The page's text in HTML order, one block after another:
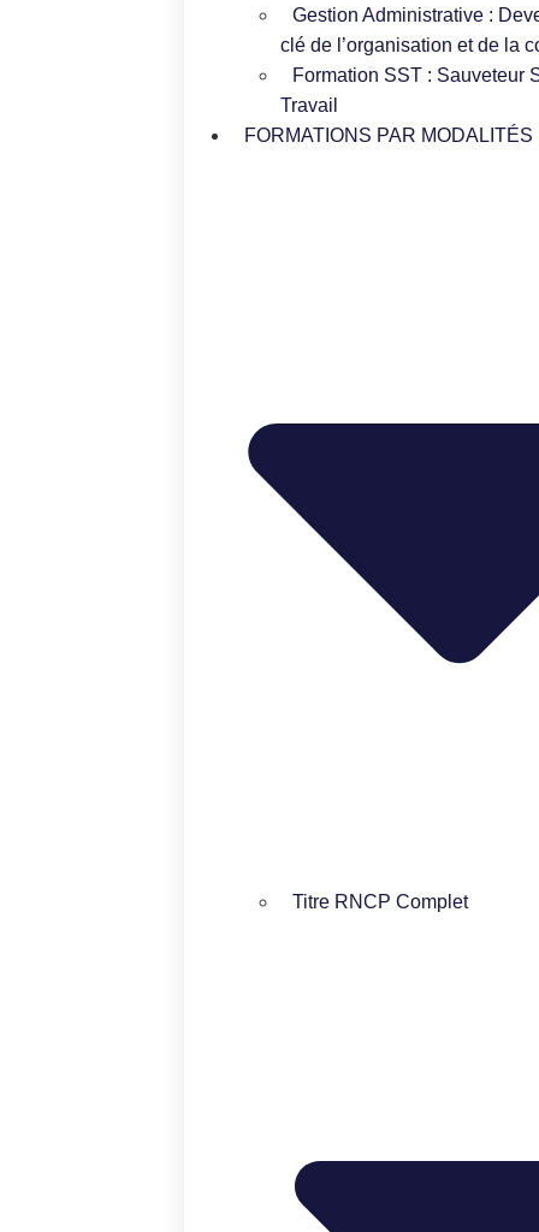
Gestion Administrative :
clé de l’organisation et de la
Formation SST : Sauveteur
Travail
FORMATIONS PAR MODALITÉS
Titre RNCP Complet